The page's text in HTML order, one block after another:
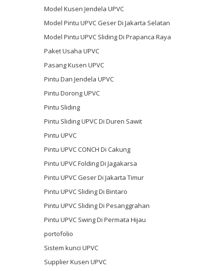
Model Kusen Jendela UPVC
Model Pintu UPVC Geser Di Jakarta Selatan
Model Pintu UPVC Sliding Di Prapanca Raya
Paket Usaha UPVC
Pasang Kusen UPVC
Pintu Dan Jendela UPVC
Pintu Dorong UPVC
Pintu Sliding
Pintu Sliding UPVC Di Duren Sawit
Pintu UPVC
Pintu UPVC CONCH Di Cakung
Pintu UPVC Folding Di Jagakarsa
Pintu UPVC Geser Di Jakarta Timur
Pintu UPVC Sliding Di Bintaro
Pintu UPVC Sliding Di Pesanggrahan
Pintu UPVC Swing Di Permata Hijau
portofolio
Sistem kunci UPVC
Supplier Kusen UPVC